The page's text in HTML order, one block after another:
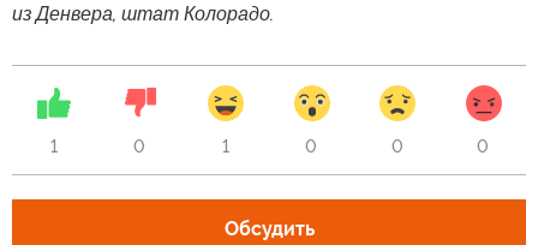
из Денвера, штат Колорадо.
1 0 1 0 0 0
Обсудить